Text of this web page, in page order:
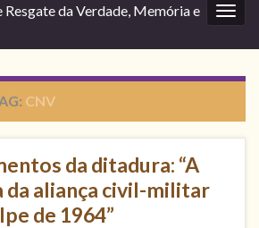
Resgate da Verdade, Memória e
CNV
da ditadura: “A
da aliança civil-militar
de 1964”